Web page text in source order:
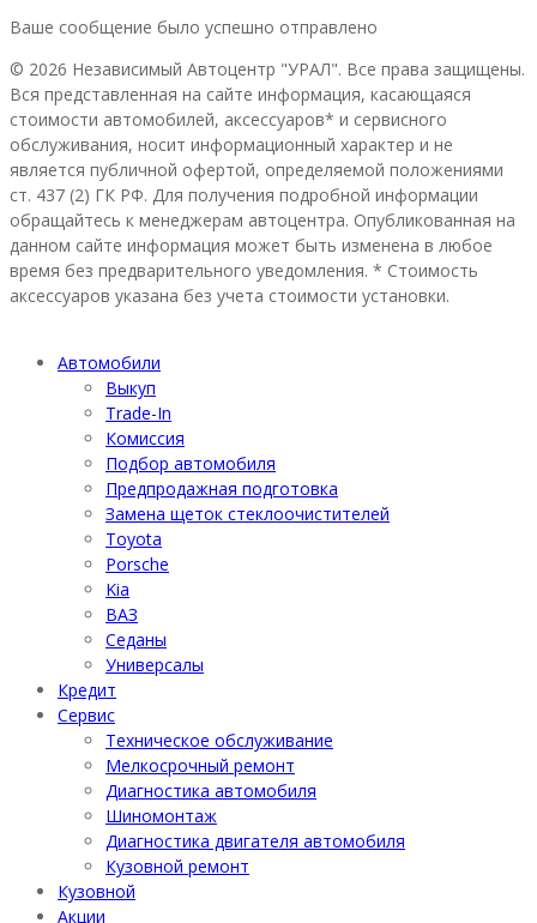
Ваше сообщение было успешно отправлено
© 2026 Независимый Автоцентр "УРАЛ". Все права защищены.
Вся представленная на сайте информация, касающаяся
стоимости автомобилей, аксессуаров* и сервисного
обслуживания, носит информационный характер и не
является публичной офертой, определяемой положениями
ст. 437 (2) ГК РФ. Для получения подробной информации
обращайтесь к менеджерам автоцентра. Опубликованная на
данном сайте информация может быть изменена в любое
время без предварительного уведомления. * Стоимость
аксессуаров указана без учета стоимости установки.
Автомобили
Выкуп
Trade-In
Комиссия
Подбор автомобиля
Предпродажная подготовка
Замена щеток стеклоочистителей
Toyota
Porsche
Kia
ВАЗ
Седаны
Универсалы
Кредит
Сервис
Техническое обслуживание
Мелкосрочный ремонт
Диагностика автомобиля
Шиномонтаж
Диагностика двигателя автомобиля
Кузовной ремонт
Кузовной
Акции